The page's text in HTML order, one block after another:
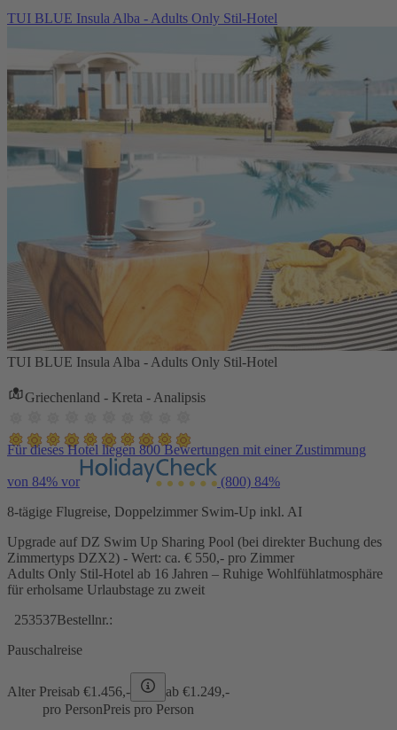
TUI BLUE Insula Alba - Adults Only Stil-Hotel
TUI BLUE Insula Alba - Adults Only Stil-Hotel
Griechenland - Kreta - Analipsis
Für dieses Hotel liegen 800 Bewertungen mit einer Zustimmung
von 84% vor (800) 84%
8-tägige Flugreise, Doppelzimmer Swim-Up inkl. AI
Upgrade auf DZ Swim Up Sharing Pool (bei direkter Buchung des
Zimmertyps DZX2) - Wert: ca. € 550,- pro Zimmer
Adults Only Stil-Hotel ab 16 Jahren – Ruhige Wohlfühlatmosphäre
für erholsame Urlaubstage zu zweit
253537Bestellnr.:
Pauschalreise
Alter Preisab €1.456,- ab €1.249,-
pro PersonPreis pro Person